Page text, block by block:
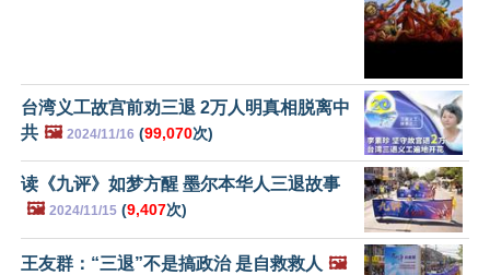
台湾义工故宫前劝三退 2万人明真相脱离中
共 🖼️ 2024/11/16 (99,070次)
读《九评》如梦方醒 墨尔本华人三退故事
🖼️ 2024/11/15 (9,407次)
王友群：“三退”不是搞政治 是自救救人 🖼️